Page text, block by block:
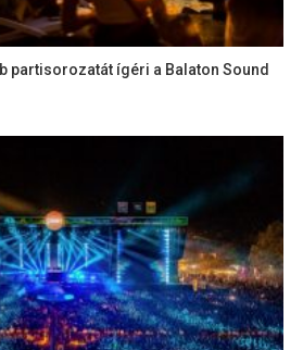
partisorozatát ígéri a Balaton Sound